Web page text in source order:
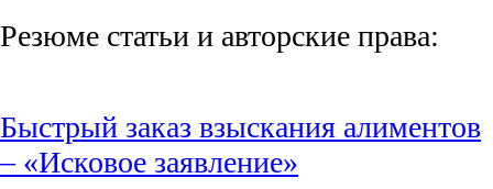
Резюме статьи и авторские права:
Быстрый заказ взыскания алиментов
– «Исковое заявление»